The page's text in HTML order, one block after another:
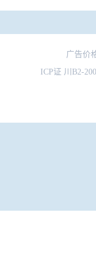
广告价
ICP证 川B2-